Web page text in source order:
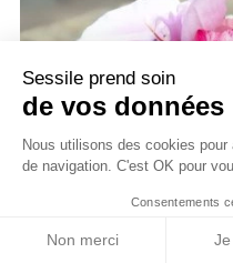
Sessile prend soin
de vos données
Nous utilisons des cookies
de navigation. C'est OK pour
Consentements
Non merci